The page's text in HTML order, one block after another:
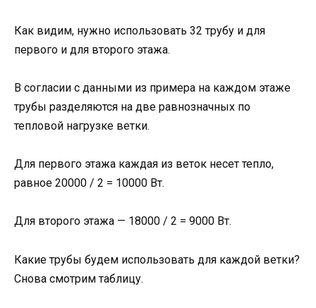
Как видим, нужно использовать 32 трубу и для
первого и для второго этажа.
В согласии с данными из примера на каждом этаже
трубы разделяются на две равнозначных по
тепловой нагрузке ветки.
Для первого этажа каждая из веток несет тепло,
равное 20000 / 2 = 10000 Вт.
Для второго этажа — 18000 / 2 = 9000 Вт.
Какие трубы будем использовать для каждой ветки?
Снова смотрим таблицу.